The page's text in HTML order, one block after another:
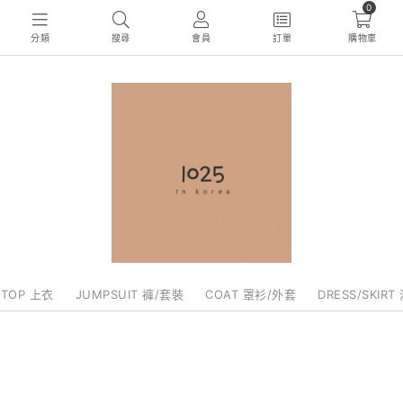
分類 搜尋 會員 訂單
0
購物車
TOP 上衣 JUMPSUIT 褲/套裝 COAT 罩衫/外套 DRESS/SKIRT